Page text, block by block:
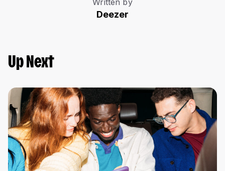
Written by
Deezer
Up Next